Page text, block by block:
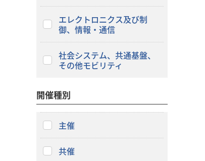
エレクトロニクス及び制
御、情報・通信
社会システム、共通基盤、
その他モビリティ
開催種別
主催
共催